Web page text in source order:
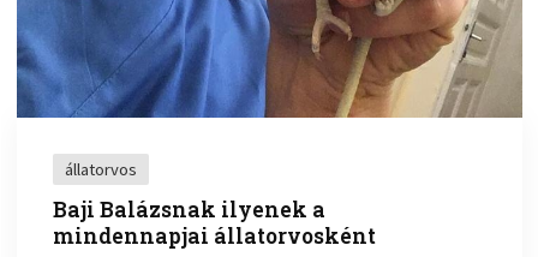
állatorvos
Baji Balázsnak ilyenek a
mindennapjai állatorvosként